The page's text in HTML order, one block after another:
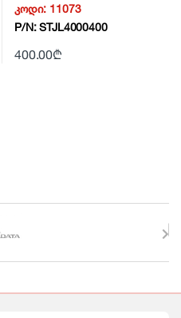
კოდი: 11073
P/N:STJL4000400
400.00₾